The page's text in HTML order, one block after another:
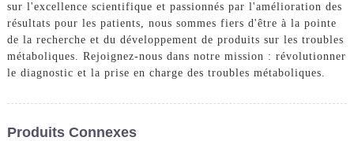
sur l'excellence scientifique et passionnés par l'amélioration des
résultats pour les patients, nous sommes fiers d'être à la pointe
de la recherche et du développement de produits sur les troubles
métaboliques. Rejoignez-nous dans notre mission : révolutionner
le diagnostic et la prise en charge des troubles métaboliques.
Produits Connexes